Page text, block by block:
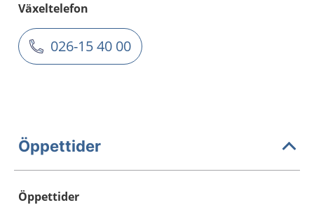
Växeltelefon
026-15 40 00
Öppettider
Öppettider